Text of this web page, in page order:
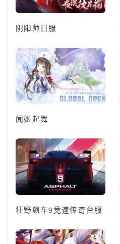
阴阳师日服
闻姬起舞
狂野飙车9竞速传奇台服